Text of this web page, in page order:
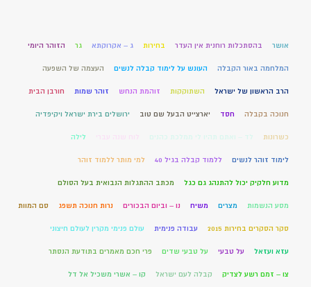
אושר בהסתכלות רוחנית אין העדר בחירות ג – אקרוקתא גר הזוהר היומי
המלחמה באור הקבלה העונש על לימוד קבלה לנשים העצמה של השפעה
הרב הראשון של ישראל השתוקקות זוהמת הנחש זוהר שמות חורבן הבית
חנוכה בקבלה חסד יארצייט הבעל שם טוב ירושלים בירת ישראל ויקיפדיה
כשרונות לד – ואתם תהיו לי ממלכת כהנים לילה
לימוד זוהר לנשים ללמוד קבלה בגיל 40 למי מותר ללמוד זוהר
מדוע חלקיק יכול להתנהג גם כגל מכתב ההתגלות הנבואית בעל הסולם
מסע הנשמות מצרים משיח נו – וביום הבכורים נרות חנוכה תשפג סם המוות
סקר הסקרים בחירות 2015 עבודה פנימית עולם פנימי מקרין לעולם חיצוני
עזא ועזאל על טבעי על טבעי שדים פרי חכם מאמרים בתודעת הנסתר
צו – זמם רשע לצדיק קבלה לעם ישראל קו – אשרי משכיל אל דל